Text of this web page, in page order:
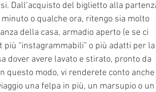
Dall’acquisto del biglietto alla
o qualche ora, ritengo sia molto
della casa, armadio aperto (e se ci
“instagrammabili” o più adatti per la
dover avere lavato e stirato, pronto da
questo modo, vi renderete conto anche
una felpa in più, un marsupio o un